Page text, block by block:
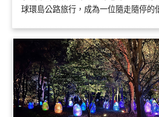
球環島公路旅行，成為一位隨走隨停的